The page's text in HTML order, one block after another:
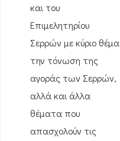
και του
Επιμελητηρίου
Σερρών με κύριο θέμα
την τόνωση της
αγοράς των Σερρών,
αλλά και άλλα
θέματα που
απασχολούν τις